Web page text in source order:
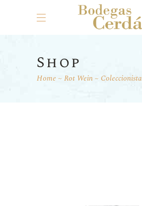
Shop
Home Rot Wein Coleccionista